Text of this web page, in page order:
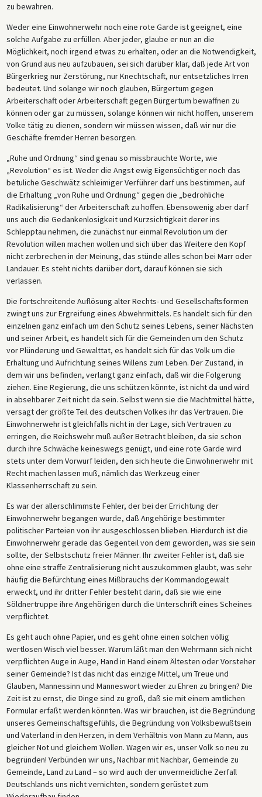
zu bewahren.
Weder eine Einwohnerwehr noch eine rote Garde ist geeignet, eine
solche Aufgabe zu erfüllen. Aber jeder, glaube er nun an die
Möglichkeit, noch irgend etwas zu erhalten, oder an die Notwendigkeit,
von Grund aus neu aufzubauen, sei sich darüber klar, daß jede Art von
Bürgerkrieg nur Zerstörung, nur Knechtschaft, nur entsetzliches Irren
bedeutet. Und solange wir noch glauben, Bürgertum gegen
Arbeiterschaft oder Arbeiterschaft gegen Bürgertum bewaffnen zu
können oder gar zu müssen, solange können wir nicht hoffen, unserem
Volke tätig zu dienen, sondern wir müssen wissen, daß wir nur die
Geschäfte fremder Herren besorgen.
„Ruhe und Ordnung“ sind genau so missbrauchte Worte, wie
„Revolution“ es ist. Weder die Angst ewig Eigensüchtiger noch das
betuliche Geschwätz schleimiger Verführer darf uns bestimmen, auf
die Erhaltung „von Ruhe und Ordnung“ gegen die „bedrohliche
Radikalisierung“ der Arbeiterschaft zu hoffen. Ebensowenig aber darf
uns auch die Gedankenlosigkeit und Kurzsichtigkeit derer ins
Schlepptau nehmen, die zunächst nur einmal Revolution um der
Revolution willen machen wollen und sich über das Weitere den Kopf
nicht zerbrechen in der Meinung, das stünde alles schon bei Marr oder
Landauer. Es steht nichts darüber dort, darauf können sie sich
verlassen.
Die fortschreitende Auflösung alter Rechts- und Gesellschaftsformen
zwingt uns zur Ergreifung eines Abwehrmittels. Es handelt sich für den
einzelnen ganz einfach um den Schutz seines Lebens, seiner Nächsten
und seiner Arbeit, es handelt sich für die Gemeinden um den Schutz
vor Plünderung und Gewalttat, es handelt sich für das Volk um die
Erhaltung und Aufrichtung seines Willens zum Leben. Der Zustand, in
dem wir uns befinden, verlangt ganz einfach, daß wir die Folgerung
ziehen. Eine Regierung, die uns schützen könnte, ist nicht da und wird
in absehbarer Zeit nicht da sein. Selbst wenn sie die Machtmittel hätte,
versagt der größte Teil des deutschen Volkes ihr das Vertrauen. Die
Einwohnerwehr ist gleichfalls nicht in der Lage, sich Vertrauen zu
erringen, die Reichswehr muß außer Betracht bleiben, da sie schon
durch ihre Schwäche keineswegs genügt, und eine rote Garde wird
stets unter dem Vorwurf leiden, den sich heute die Einwohnerwehr mit
Recht machen lassen muß, nämlich das Werkzeug einer
Klassenherrschaft zu sein.
Es war der allerschlimmste Fehler, der bei der Errichtung der
Einwohnerwehr begangen wurde, daß Angehörige bestimmter
politischer Parteien von ihr ausgeschlossen blieben. Hierdurch ist die
Einwohnerwehr gerade das Gegenteil von dem geworden, was sie sein
sollte, der Selbstschutz freier Männer. Ihr zweiter Fehler ist, daß sie
ohne eine straffe Zentralisierung nicht auszukommen glaubt, was sehr
häufig die Befürchtung eines Mißbrauchs der Kommandogewalt
erweckt, und ihr dritter Fehler besteht darin, daß sie wie eine
Söldnertruppe ihre Angehörigen durch die Unterschrift eines Scheines
verpflichtet.
Es geht auch ohne Papier, und es geht ohne einen solchen völlig
wertlosen Wisch viel besser. Warum läßt man den Wehrmann sich nicht
verpflichten Auge in Auge, Hand in Hand einem Ältesten oder Vorsteher
seiner Gemeinde? Ist das nicht das einzige Mittel, um Treue und
Glauben, Mannessinn und Manneswort wieder zu Ehren zu bringen? Die
Zeit ist zu ernst, die Dinge sind zu groß, daß sie mit einem amtlichen
Formular erfaßt werden könnten. Was wir brauchen, ist die Begründung
unseres Gemeinschaftsgefühls, die Begründung von Volksbewußtsein
und Vaterland in den Herzen, in dem Verhältnis von Mann zu Mann, aus
gleicher Not und gleichem Wollen. Wagen wir es, unser Volk so neu zu
begründen! Verbünden wir uns, Nachbar mit Nachbar, Gemeinde zu
Gemeinde, Land zu Land – so wird auch der unvermeidliche Zerfall
Deutschlands uns nicht vernichten, sondern gerüstet zum